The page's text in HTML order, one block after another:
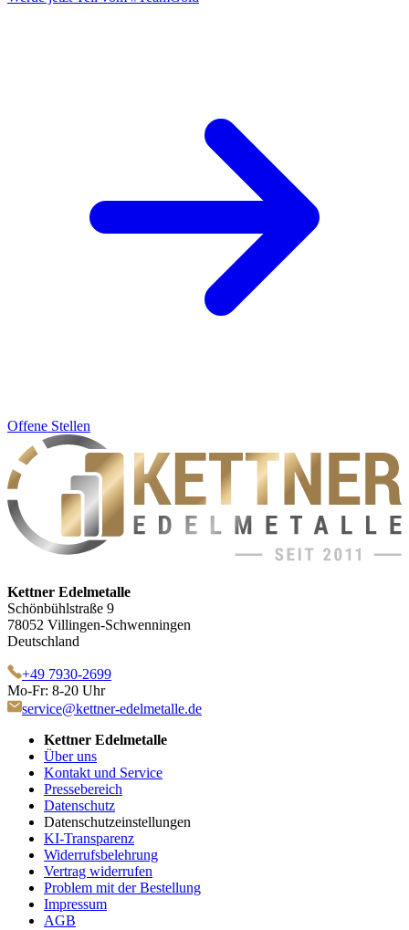
Offene Stellen
Kettner Edelmetalle
Schönbühlstraße 9
78052 Villingen-Schwenningen
Deutschland
+49 7930-2699
Mo-Fr: 8-20 Uhr
service@kettner-edelmetalle.de
Kettner Edelmetalle
Über uns
Kontakt und Service
Pressebereich
Datenschutz
Datenschutzeinstellungen
KI-Transparenz
Widerrufsbelehrung
Vertrag widerrufen
Problem mit der Bestellung
Impressum
AGB